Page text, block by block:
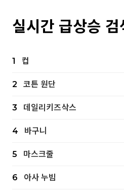
실시간 급상승 검
1 컵
2 코튼 원단
3 데일리키즈삭스
4 바구니
5 마스크줄
6 아사 누빔